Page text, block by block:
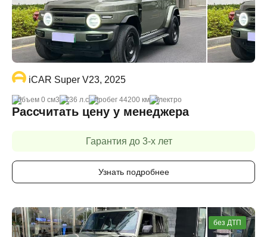
iCAR Super V23, 2025
объем 0 cм3 136 л.с пробег 44200 км электро
Рассчитать цену у менеджера
Гарантия до 3-х лет
Узнать подробнее
без ДТП